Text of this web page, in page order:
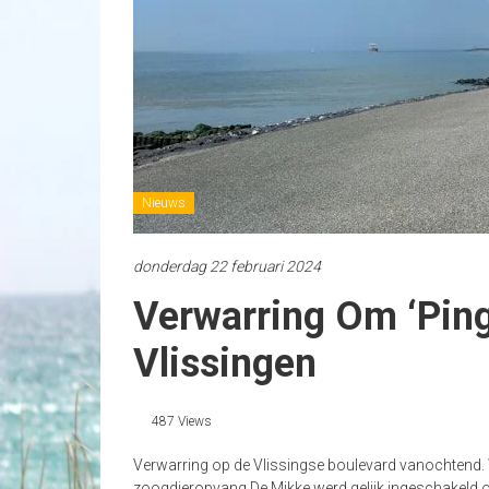
Nieuws
donderdag 22 februari 2024
Verwarring Om
Vlissingen
487 Views
Verwarring op de Vlissingse boulevard vanochtend.